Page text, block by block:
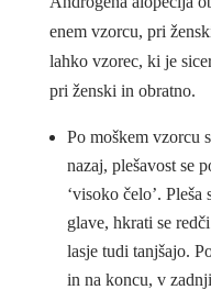
enem vzorcu, pri
lahko vzorec, ki je
pri ženski in obratno.
Po moškem vzorcu
nazaj, plešavost se
‘visoko čelo’. Pleša
glave, hkrati se
lasje tudi tanjšajo.
in na koncu, v